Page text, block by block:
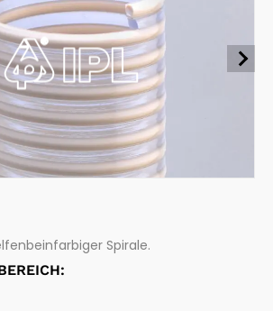
und Förderung von Lebensmitteln und Getr
und Förderung von pharmazeutischen Pro
und Zubehör
Öl-und Kraftstoffe
Spirale.